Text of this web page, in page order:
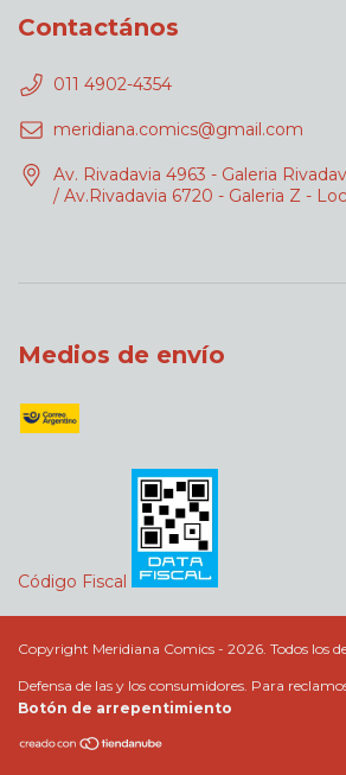
Contactános
011 4902-4354
meridiana.comics@gmail.com
Av. Rivadavia 4963 - Galeria
/ Av.Rivadavia 6720 - Galeria Z -
Medios de envío
Código Fiscal
Copyright Meridiana Comics - 2026. Todos los
Defensa de las y los consumidores. Para
Botón de arrepentimiento